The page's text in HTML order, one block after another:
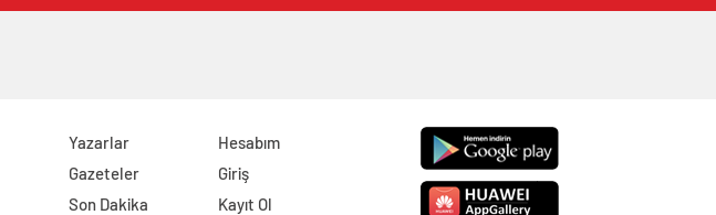
Yazarlar
Gazeteler
Son Dakika
Hesabım
Giriş
Kayıt Ol